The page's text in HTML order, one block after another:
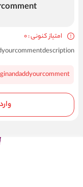
امتیاز کنونی : 0